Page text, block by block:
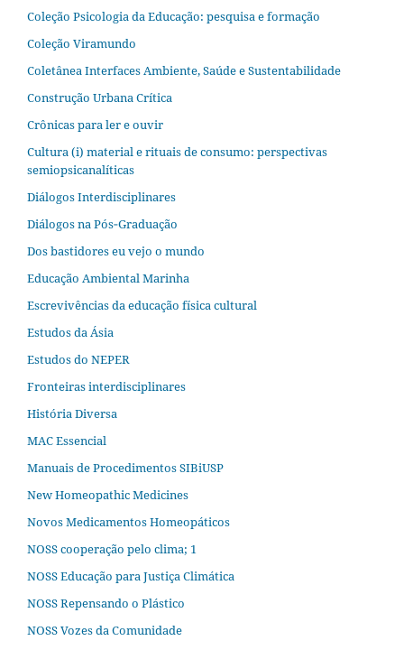
Coleção Psicologia da Educação: pesquisa e formação
Coleção Viramundo
Coletânea Interfaces Ambiente, Saúde e Sustentabilidade
Construção Urbana Crítica
Crônicas para ler e ouvir
Cultura (i) material e rituais de consumo: perspectivas
semiopsicanalíticas
Diálogos Interdisciplinares
Diálogos na Pós‐Graduação
Dos bastidores eu vejo o mundo
Educação Ambiental Marinha
Escrevivências da educação física cultural
Estudos da Ásia​
Estudos do NEPER
Fronteiras interdisciplinares
História Diversa
MAC Essencial
Manuais de Procedimentos SIBiUSP
New Homeopathic Medicines
Novos Medicamentos Homeopáticos
NOSS cooperação pelo clima; 1
NOSS Educação para Justiça Climática
NOSS Repensando o Plástico
NOSS Vozes da Comunidade